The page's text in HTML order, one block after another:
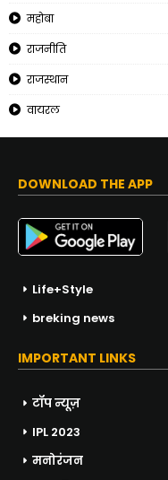
महोबा
राजनीति
राजस्थान
वायरल
DOWNLOAD THE APP
Life+Style
breking news
IMPORTANT LINKS
टॉप न्यूज़
IPL 2023
मनोरंजन